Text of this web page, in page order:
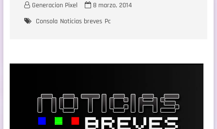
Generacion Pixel
8 marzo, 2014
Consola Noticias breves Pc